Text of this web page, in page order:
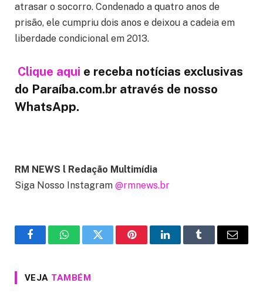
atrasar o socorro. Condenado a quatro anos de
prisão, ele cumpriu dois anos e deixou a cadeia em
liberdade condicional em 2013.
Clique aqui e receba notícias exclusivas
do Paraíba.com.br através de nosso
WhatsApp.
RM NEWS l Redação Multimídia
Siga Nosso Instagram @rmnews.br
FacebookWhatsAppTwitter PinterestLinkedInTumblr Email
VEJA TAMBÉM